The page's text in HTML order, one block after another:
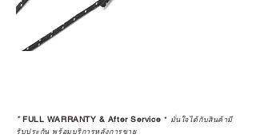
*FULL WARRANTY & After Service * มั่นใจได้กับสินค้ามี
รับประกัน พร้อมบริการหลังการขาย